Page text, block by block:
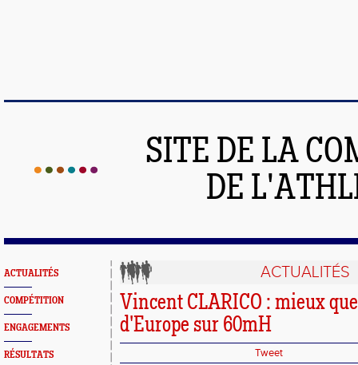
SITE DE LA
DE
ACTUALITÉS
COMPÉTITION
ENGAGEMENTS
RÉSULTATS
ACTUALITÉS
Vincent CLARICO : mieux
d'Europe sur 60mH
Tweet